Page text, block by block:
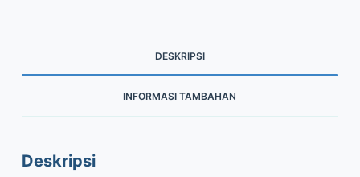
DESKRIPSI
INFORMASI TAMBAHAN
Deskripsi